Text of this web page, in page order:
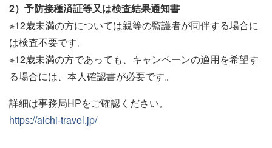
2）予防接種済証等又は検査結果通知書
※12歳未満の方については親等の監護者が同伴する場合に
は検査不要です。
※12歳未満の方であっても、キャンペーンの適用を希望す
る場合には、本人確認書が必要です。
詳細は事務局HPをご確認ください。
https://aichi-travel.jp/